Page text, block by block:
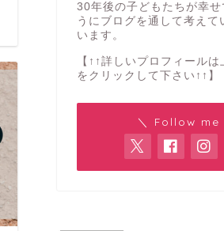
30年後の子どもたちが幸せ
うにブログを通して考えて
います。
【↑↑詳しいプロフィール
をクリックして下さい↑↑】
＼ Follow me